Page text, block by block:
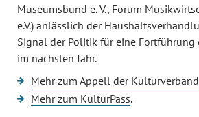
Museumsbund e. V., Forum
e.V.) anlässlich der
Signal der Politik für eine Fortführung
im nächsten Jahr.
Mehr zum Appell der
Mehr zum KulturPass.